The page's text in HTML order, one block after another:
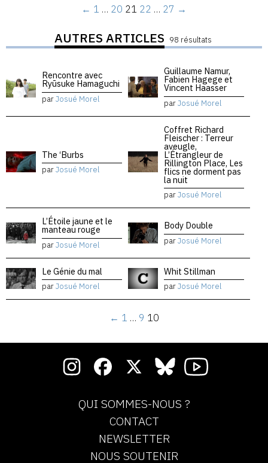
← 1 … 20 21 22 … 27 →
AUTRES ARTICLES 98 résultats
Rencontre avec
Ryūsuke Hamaguchi
parJosué Morel
Guillaume Namur,
Fabien Hagege et
Vincent Haasser
parJosué Morel
The ‘Burbs
parJosué Morel
Coffret Richard
Fleischer : Terreur
aveugle,
L’Étrangleur de
Rillington Place, Les
flics ne dorment pas
la nuit
parJosué Morel
L’Étoile jaune et le
manteau rouge
parJosué Morel
Body Double
parJosué Morel
Le Génie du mal
parJosué Morel
Whit Stillman
parJosué Morel
← 1 … 9 10
QUI SOMMES-NOUS ?
CONTACT
NEWSLETTER
NOUS SOUTENIR